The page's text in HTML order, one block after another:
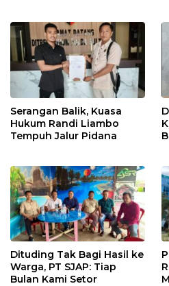
Serangan Balik, Kuasa
Hukum Randi Liambo
Tempuh Jalur Pidana
Dituding Tak Bagi Hasil ke
Warga, PT SJAP: Tiap
Bulan Kami Setor